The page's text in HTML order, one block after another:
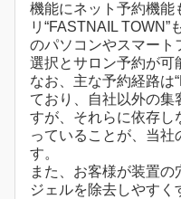
機能にネット予約機能
リ“FASTNAIL
のパソコンやスマート
選択とサロン予約が可
なお、主な予約経路は
ており、自社以外の集
すが、それらに依存し
っていることが、当社
す。
また、お客様が装置
ジェルを除去しやすく